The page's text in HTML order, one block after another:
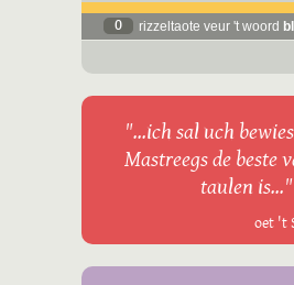
0 rizzeltaote veur 't woord
"...ich sal uch
Mastreegs de beste
taulen is..."
oet 't